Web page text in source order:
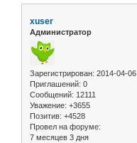
xuser
Администратор
Зарегистрирован: 2014-04-06
Приглашений: 0
Сообщений: 12111
Уважение: +3655
Позитив: +4528
Провел на форуме:
7 месяцев 3 дня